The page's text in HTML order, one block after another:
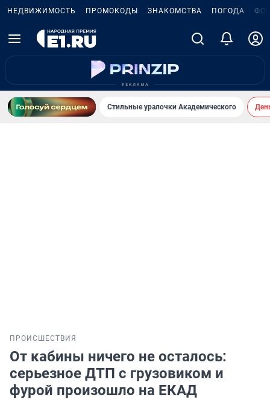
НЕДВИЖИМОСТЬ ПРОМОКОДЫ ЗНАКОМСТВА ПОГОДА
Стильные уралочки Академического
ПРОИСШЕСТВИЯ
От кабины ничего не осталось:
серьезное ДТП с грузовиком и
фурой произошло на ЕКАД